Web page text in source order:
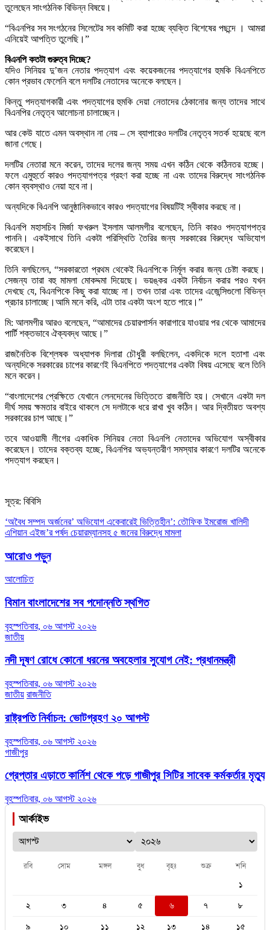
তুলেছেন সাংগঠনিক বিভিন্ন বিষয়ে।
“বিএনপির সব সংগঠনের সিলেটের সব কমিটি করা হচ্ছে ব্যক্তি বিশেষের পছন্দে । আমরা
এনিয়েই আপত্তি তুলেছি।”
বিএনপি কতটা গুরুত্ব দিচ্ছে?
যদিও সিনিয়র দু’জন নেতার পদত্যাগ এবং কয়েকজনের পদত্যাগের হুমকি বিএনপিতে
কোন প্রভাব ফেলেনি বলে দলটির নেতাদের অনেকে বলছেন।
কিন্তু পদত্যাগকারী এবং পদত্যাগের হুমকি দেয়া নেতাদের ঠেকানোর জন্য তাদের সাথে
বিএনপির নেতৃত্ব আলোচনা চালাচ্ছেন।
আর কেউ যাতে এমন অবস্থান না নেয় – সে ব্যাপারেও দলটির নেতৃত্ব সতর্ক হয়েছে বলে
জানা গেছে।
দলটির নেতারা মনে করেন, তাদের দলের জন্য সময় এখন কঠিন থেকে কঠিনতর হচ্ছে।
ফলে এমুহুর্তে কারও পদত্যাগপত্র গ্রহণ করা হচ্ছে না এবং তাদের বিরুদ্ধে সাংগঠনিক
কোন ব্যবস্থাও নেয়া হবে না।
অন্যদিকে বিএনপি আনুষ্ঠানিকভাবে কারও পদত্যাগের বিষয়টিই স্বীকার করছে না।
বিএনপি মহাসচিব মির্জা ফখরুল ইসলাম আলমগীর বলেছেন, তিনি কারও পদত্যাগপত্র
পাননি। একইসাথে তিনি একটা পরিস্থিতি তৈরির জন্য সরকারের বিরুদ্ধে অভিযোগ
করেছেন।
তিনি বলছিলেন, “সরকারতো প্রথম থেকেই বিএনপিকে নির্মূল করার জন্য চেষ্টা করছে।
সেজন্য তারা বহু মামলা মোকদ্দমা দিয়েছে। ভয়ঙ্কর একটা নির্বাচন করার পরও যখন
দেখছে যে, বিএনপিকে কিছু করা যাচ্ছে না। তখন তারা এবং তাদের এজেন্সিগুলো বিভিন্ন
প্রচার চালাচ্ছে।আমি মনে করি, এটা তার একটা অংশ হতে পারে।”
মি: আলমগীর আরও বলেছেন, “আমাদের চেয়ারপার্সন কারাগারে যাওয়ার পর থেকে আমাদের
পার্টি শক্তভাবে ঐক্যবদ্ধ আছে।”
রাজনৈতিক বিশ্লেষক অধ্যাপক দিলারা চৌধুরী বলছিলেন, একদিকে দলে হতাশা এবং
অন্যদিকে সরকারের চাপের কারণেই বিএনপিতে পদত্যাগের একটা বিষয় এসেছে বলে তিনি
মনে করেন।
“বাংলাদেশের প্রেক্ষিতে যেখানে লেনদেনের ভিত্তিতে রাজনীতি হয়। সেখানে একটা দল
দীর্ঘ সময় ক্ষমতার বাইরে থাকলে সে দলটাকে ধরে রাখা খুব কঠিন। আর দ্বিতীয়ত অবশ্য
সরকারের চাপ আছে।”
তবে আওয়ামী লীগের একাধিক সিনিয়র নেতা বিএনপি নেতাদের অভিযোগ অস্বীকার
করেছেন। তাদের বক্তব্য হচ্ছে, বিএনপির অভ্যন্তরীণ সমস্যার কারণে দলটির অনেকে
পদত্যাগ করছেন।
সূত্র: বিবিসি
Post
navigation
‘অবৈধ সম্পদ অর্জনের’ অভিযোগ একেবারেই ভিত্তিহীন’: তৌফিক ইমরোজ খালিদী
এশিয়ান এইজ’র পর্ষদ চেয়ারম্যানসহ ৫ জনের বিরুদ্ধে মামলা
আরোও পড়ুন
আলোচিত
বিমান বাংলাদেশের সব পদোন্নতি স্থগিত
বৃহস্পতিবার, ০৬ আগস্ট ২০২৬
জাতীয়
নদী দূষণ রোধে কোনো ধরনের অবহেলার সুযোগ নেই: প্রধানমন্ত্রী
বৃহস্পতিবার, ০৬ আগস্ট ২০২৬
জাতীয় রাজনীতি
রাষ্ট্রপতি নির্বাচন: ভোটগ্রহণ ২০ আগস্ট
বৃহস্পতিবার, ০৬ আগস্ট ২০২৬
গাজীপুর
গ্রেপ্তার এড়াতে কার্নিশ থেকে পড়ে গাজীপুর সিটির সাবেক কর্মকর্তার মৃত্যু
বৃহস্পতিবার, ০৬ আগস্ট ২০২৬
আর্কাইভ
রবি সোম মঙ্গল বুধ বৃহঃ শুক্র শনি
১
২
৩ ৪ ৫ ৬ ৭
৮
৯
১০ ১১ ১২ ১৩ ১৪ ১৫